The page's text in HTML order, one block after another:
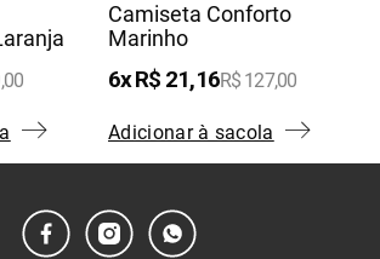
,00
Camiseta Conforto
Marinho
6 R$ 21,16R$ 127,00
Adicionar à sacola